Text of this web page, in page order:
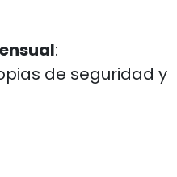
:
de seguridad y